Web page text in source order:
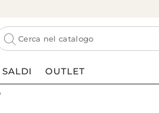
SALDI OUTLET